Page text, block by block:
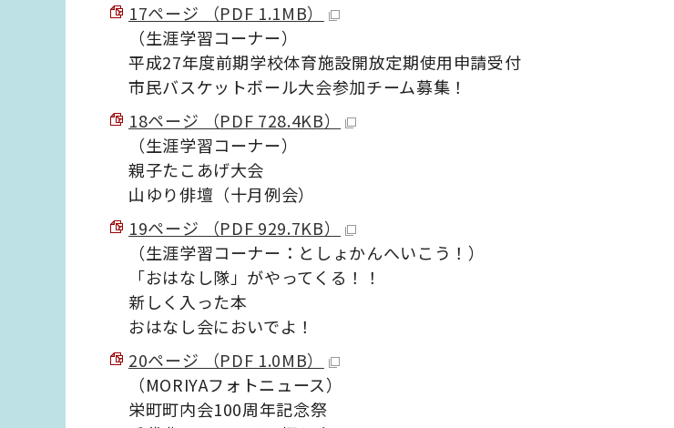
17ページ （PDF 1.1MB）
（生涯学習コーナー）
平成27年度前期学校体育施設開放定期使用申請受付
市民バスケットボール大会参加チーム募集！
18ページ （PDF 728.4KB）
（生涯学習コーナー）
親子たこあげ大会
山ゆり俳壇（十月例会）
19ページ （PDF 929.7KB）
（生涯学習コーナー：としょかんへいこう！）
「おはなし隊」がやってくる！！
新しく入った本
おはなし会においでよ！
20ページ （PDF 1.0MB）
（MORIYAフォトニュース）
栄町町内会100周年記念祭